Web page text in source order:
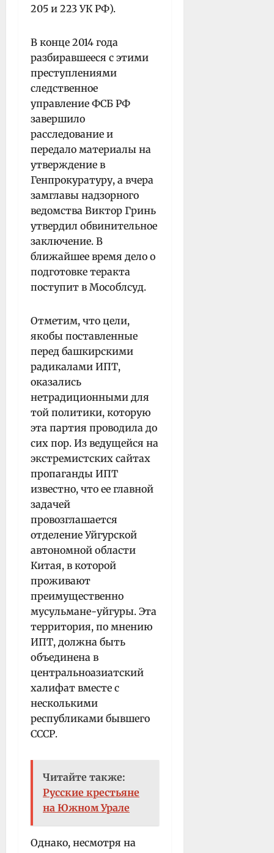
205 и 223 УК РФ).
В конце 2014 года
разбиравшееся с этими
преступлениями
следственное
управление ФСБ РФ
завершило
расследование и
передало материалы на
утверждение в
Генпрокуратуру, а вчера
замглавы надзорного
ведомства Виктор Гринь
утвердил обвинительное
заключение. В
ближайшее время дело о
подготовке теракта
поступит в Мособлсуд.
Отметим, что цели,
якобы поставленные
перед башкирскими
радикалами ИПТ,
оказались
нетрадиционными для
той политики, которую
эта партия проводила до
сих пор. Из ведущейся на
экстремистских сайтах
пропаганды ИПТ
известно, что ее главной
задачей
провозглашается
отделение Уйгурской
автономной области
Китая, в которой
проживают
преимущественно
мусульмане-уйгуры. Эта
территория, по мнению
ИПТ, должна быть
объединена в
центральноазиатский
халифат вместе с
несколькими
республиками бывшего
СССР.
Читайте также:
Русские крестьяне
на Южном Урале
Однако, несмотря на